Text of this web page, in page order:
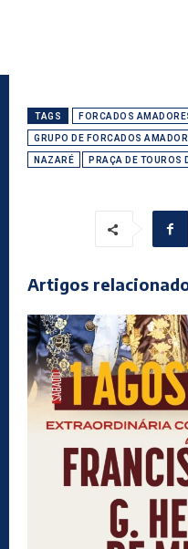
TAGS FORCADOS
GRUPO DE FORCADOS
NAZARÉ PRAÇA DE TOUROS
Artigos